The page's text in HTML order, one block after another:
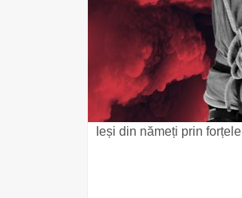
Ieși din nămeți prin